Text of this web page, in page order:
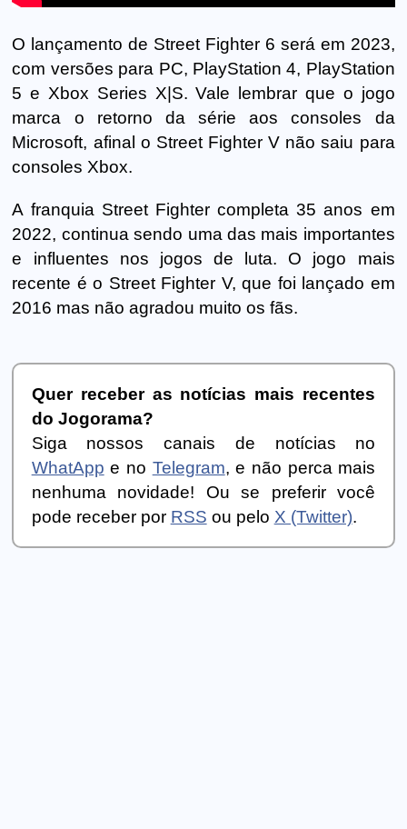
O lançamento de Street Fighter 6 será em 2023,
com versões para PC, PlayStation 4, PlayStation
5 e Xbox Series X|S. Vale lembrar que o jogo
marca o retorno da série aos consoles da
Microsoft, afinal o Street Fighter V não saiu para
consoles Xbox.
A franquia Street Fighter completa 35 anos em
2022, continua sendo uma das mais importantes
e influentes nos jogos de luta. O jogo mais
recente é o Street Fighter V, que foi lançado em
2016 mas não agradou muito os fãs.
Quer receber as notícias mais recentes
do Jogorama?
Siga nossos canais de notícias no
WhatApp e no Telegram, e não perca mais
nenhuma novidade! Ou se preferir você
pode receber por RSS ou pelo X (Twitter).